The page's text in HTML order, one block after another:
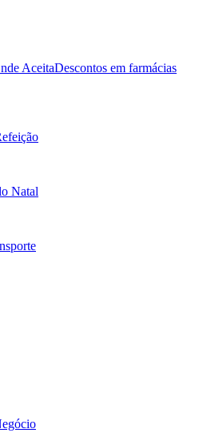
AceitaDescontos em farmácias
Natal